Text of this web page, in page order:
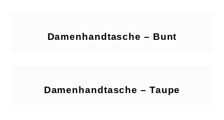
Damenhandtasche – Bunt
Damenhandtasche – Taupe